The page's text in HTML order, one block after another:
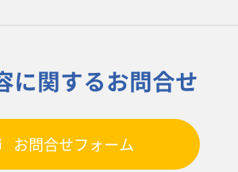
に関するお問合せ
お問合せフォーム